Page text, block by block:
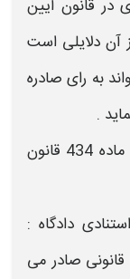
در قانون آیین
آن دلایلی است
به رای صادره
.
بر طبق ماده 434 قانون
دادگاه :
قانونی صادر می